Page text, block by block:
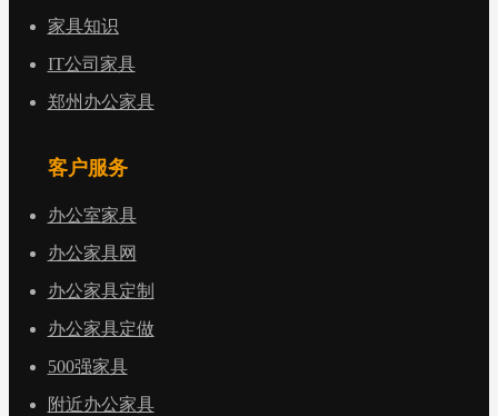
家具知识
IT公司家具
郑州办公家具
客户服务
办公室家具
办公家具网
办公家具定制
办公家具定做
500强家具
附近办公家具